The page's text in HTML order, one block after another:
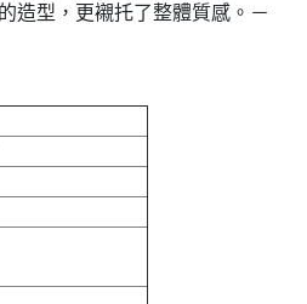
造型，更襯托了整體質感。－